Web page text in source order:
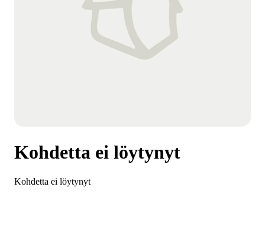
Kohdetta ei löytynyt
Kohdetta ei löytynyt